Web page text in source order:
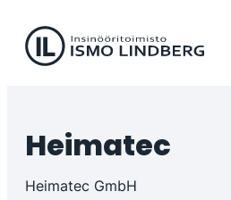
Siirry
suoraan
sisältöön
Lindberg
Oy
Heimatec
Heimatec GmbH